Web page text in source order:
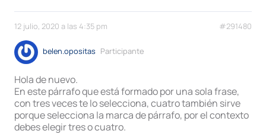
12 julio, 2020 a las 4:35 pm #291480
belen.opositas Participante
Hola de nuevo.
En este párrafo que está formado por una sola frase,
con tres veces te lo selecciona, cuatro también sirve
porque selecciona la marca de párrafo, por el contexto
debes elegir tres o cuatro.